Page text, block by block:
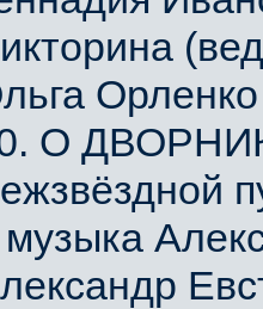
Орленко
О
музыка